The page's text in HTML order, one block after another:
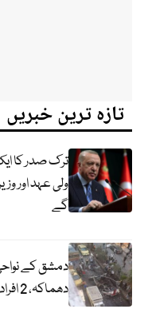
تازہ ترین خبریں
ترک صدر کا
ولی عہد اور
گے
دمشق کے
دھماکہ، 2 افراد جاں بحق، متعدد زخمی